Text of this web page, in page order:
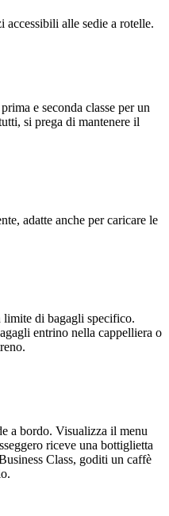
accessibili alle sedie a rotelle.
e seconda classe per un
si prega di mantenere il
adatte anche per caricare le
di bagagli specifico.
entrino nella cappelliera o
a bordo. Visualizza il menu
riceve una bottiglietta
Class, goditi un caffè